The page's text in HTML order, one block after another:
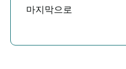
마지막으로